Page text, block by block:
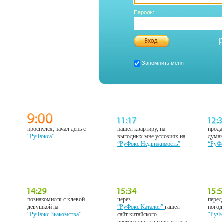
Пароль:
Запомнить меня
проснулся, начал день с
“РуФокса”
нашел квартиру, на
выгодных мне условиях на
“РуФокс Недвижимость”
познакомился с клевой
девушкой на
“РуФокс Знакомства”
через
“РуФокс Каталог”нашел
сайт китайского